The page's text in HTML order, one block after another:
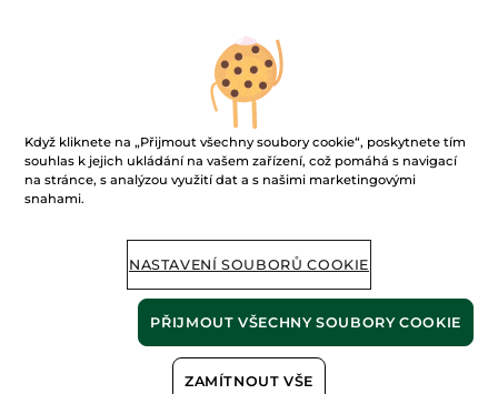
FILTROVAT TŘÍDIT PODLE
Když kliknete na „Přijmout všechny soubory cookie“, poskytnete tím
souhlas k jejich ukládání na vašem zařízení, což pomáhá s navigací
na stránce, s analýzou využití dat a s našimi marketingovými
snahami.
NASTAVENÍ SOUBORŮ COOKIE
ZAMÍTNOUT VŠE
PŘIJMOUT VŠECHNY SOUBORY COOKIE